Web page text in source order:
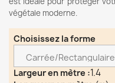
végétale moderne.
Choisissez la forme
Largeur en mètre :1.4